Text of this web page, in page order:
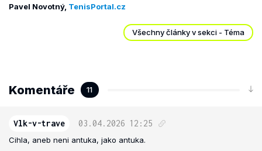
Pavel Novotný, TenisPortal.cz
Všechny články v sekci - Téma
Komentáře 11
Vlk-v-trave 03.04.2026 12:25
Cihla, aneb neni antuka, jako antuka.